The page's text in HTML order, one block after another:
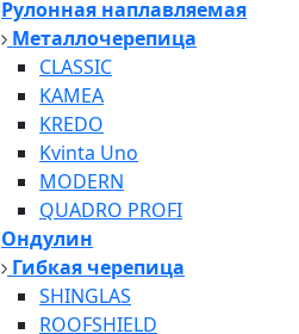
Рулонная наплавляемая
Металлочерепица
CLASSIC
KAMEA
KREDO
Kvinta Uno
MODERN
QUADRO PROFI
Ондулин
Гибкая черепица
SHINGLAS
ROOFSHIELD